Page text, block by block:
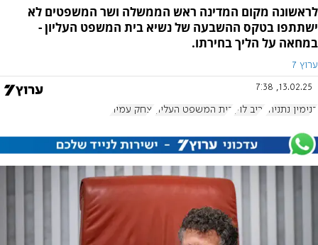
לראשונה מקום המדינה ראש הממשלה ושר המשפטים לא
ישתתפו בטקס ההשבעה של נשיא בית המשפט העליון -
במחאה על הליך בחירתו.
ערוץ 7
13.02.25, 7:38
בנימין נתניהו יריב לוין בית המשפט העליון יצחק עמית